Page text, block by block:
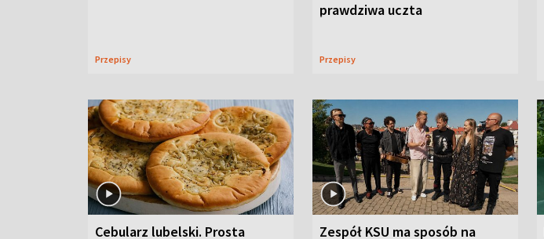
Przepisy
prawdziwa uczta
Przepisy
Cebularz lubelski. Prosta Zespół KSU ma sposób na